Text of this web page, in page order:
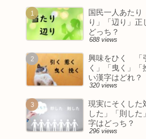
国民一人あた
り」「辺り」正
どっち？
688 views
興味をひく 「
く」「曳く」「
い漢字はどれ？
320 views
現実にそくし
した」「則した
字はどっち？
296 views